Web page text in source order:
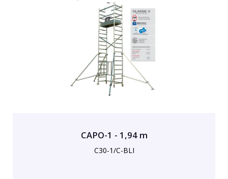
CAPO-1 - 1,94 m
C30-1/C-BLI